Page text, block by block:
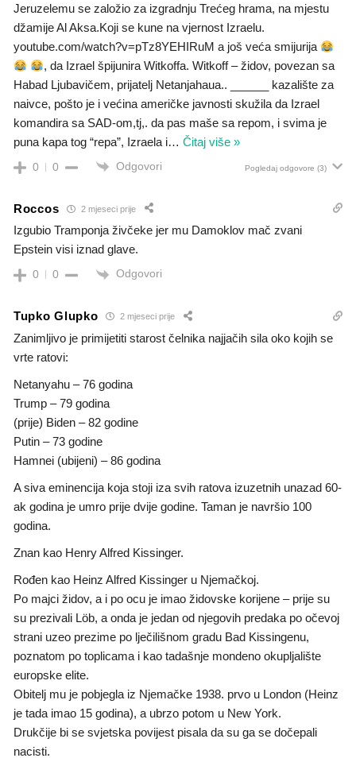
Jeruzelemu se založio za izgradnju Trećeg hrama, na mjestu
džamije Al Aksa.Koji se kune na vjernost Izraelu.
youtube.com/watch?v=pTz8YEHIRuM a još veća smijurija
, da Izrael špijunira Witkoffa. Witkoff – židov, povezan sa
Habad Ljubavičem, prijatelj Netanjahaua.. ______ kazalište za
naivce, pošto je i većina američke javnosti skužila da Izrael
komandira sa SAD-om,tj,. da pas maše sa repom, i svima je
puna kapa tog “repa”, Izraela i… Čitaj više »
0 0 Odgovori Pogledaj odgovore (3)
Roccos 2 mjeseci prije
Izgubio Tramponja živčeke jer mu Damoklov mač zvani
Epstein visi iznad glave.
0 0 Odgovori
Tupko Glupko 2 mjeseci prije
Zanimljivo je primijetiti starost čelnika najjačih sila oko kojih se
vrte ratovi:
Netanyahu – 76 godina
Trump – 79 godina
(prije) Biden – 82 godine
Putin – 73 godine
Hamnei (ubijeni) – 86 godina
A siva eminencija koja stoji iza svih ratova izuzetnih unazad 60-
ak godina je umro prije dvije godine. Taman je navršio 100
godina.
Znan kao Henry Alfred Kissinger.
Rođen kao Heinz Alfred Kissinger u Njemačkoj.
Po majci židov, a i po ocu je imao židovske korijene – prije su
su prezivali Löb, a onda je jedan od njegovih predaka po očevoj
strani uzeo prezime po lječilišnom gradu Bad Kissingenu,
poznatom po toplicama i kao tadašnje mondeno okupljalište
europske elite.
Obitelj mu je pobjegla iz Njemačke 1938. prvo u London (Heinz
je tada imao 15 godina), a ubrzo potom u New York.
Drukčije bi se svjetska povijest pisala da su ga se dočepali
nacisti.